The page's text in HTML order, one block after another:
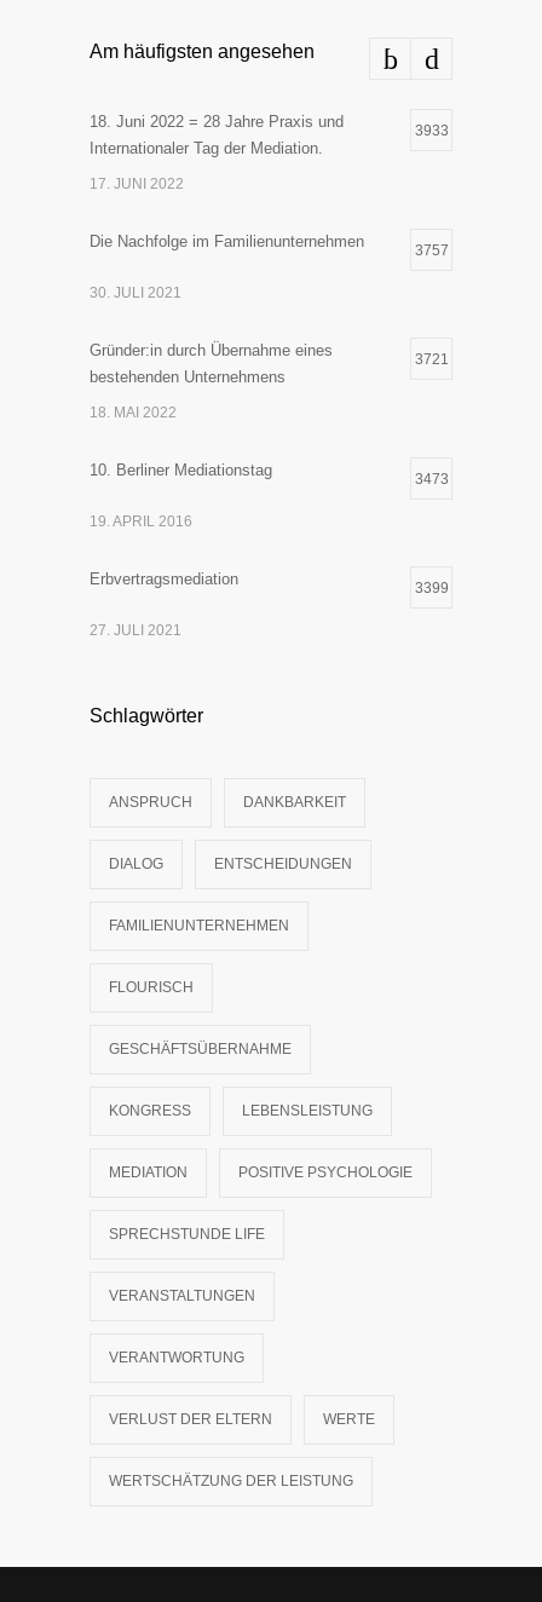
Am häufigsten angesehen
18. Juni 2022 = 28 Jahre Praxis und
Internationaler Tag der Mediation.
3933
17. JUNI 2022
Die Nachfolge im Familienunternehmen 3757
30. JULI 2021
Gründer:in durch Übernahme eines
bestehenden Unternehmens
3721
18. MAI 2022
10. Berliner Mediationstag 3473
19. APRIL 2016
Erbvertragsmediation 3399
27. JULI 2021
Schlagwörter
ANSPRUCH DANKBARKEIT
DIALOG ENTSCHEIDUNGEN
FAMILIENUNTERNEHMEN
FLOURISCH
GESCHÄFTSÜBERNAHME
KONGRESS LEBENSLEISTUNG
MEDIATION POSITIVE PSYCHOLOGIE
SPRECHSTUNDE LIFE
VERANSTALTUNGEN
VERANTWORTUNG
VERLUST DER ELTERN WERTE
WERTSCHÄTZUNG DER LEISTUNG